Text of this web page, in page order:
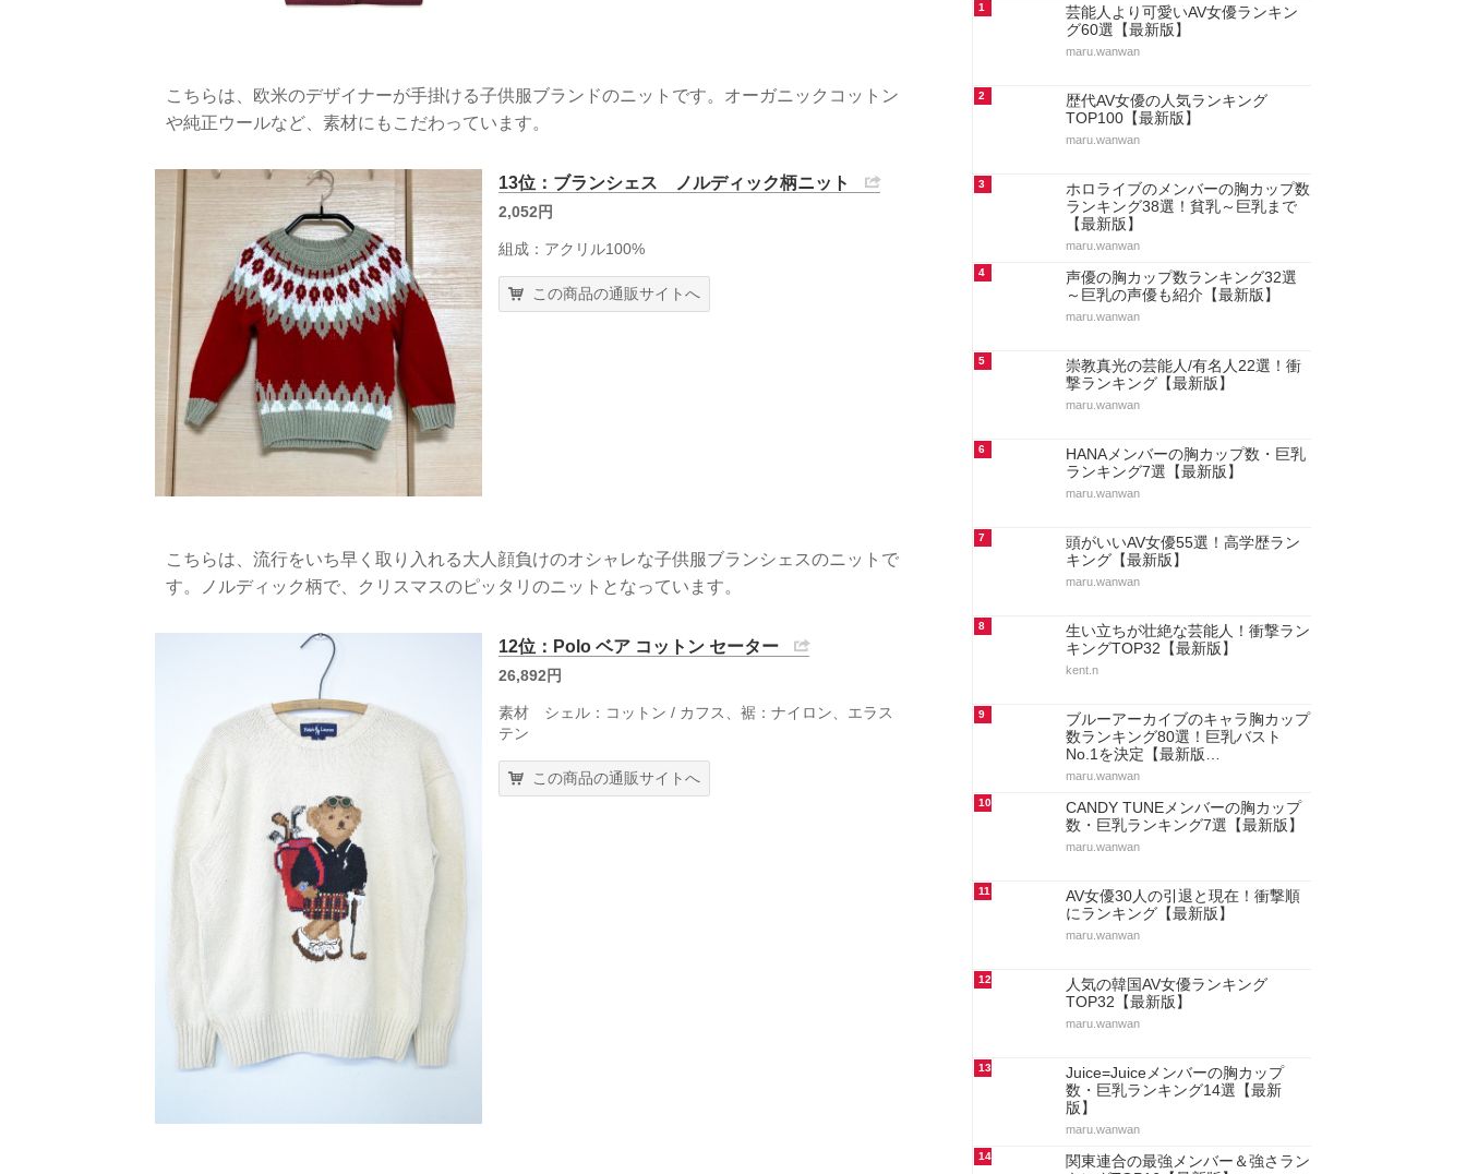
こちらは、欧米のデザイナーが手掛ける子供服ブランドのニットです。オーガニックコットン
や純正ウールなど、素材にもこだわっています。
13位：ブランシェス ノルディック柄ニット
2,052円
組成：アクリル100%
この商品の通販サイトへ
こちらは、流行をいち早く取り入れる大人顔負けのオシャレな子供服ブランシェスのニットで
す。ノルディック柄で、クリスマスのピッタリのニットとなっています。
12位：Polo ベア コットン セーター
26,892円
素材 シェル：コットン / カフス、裾：ナイロン、エラス
テン
この商品の通販サイトへ
1
芸能人より可愛いAV女優ランキン
グ60選【最新版】
maru.wanwan
2
歴代AV女優の人気ランキング
TOP100【最新版】
maru.wanwan
3
ホロライブのメンバーの胸カップ数
ランキング38選！貧乳～巨乳まで
【最新版】
maru.wanwan
4
声優の胸カップ数ランキング32選
～巨乳の声優も紹介【最新版】
maru.wanwan
5
崇教真光の芸能人/有名人22選！衝
撃ランキング【最新版】
maru.wanwan
6
HANAメンバーの胸カップ数・巨乳
ランキング7選【最新版】
maru.wanwan
7
頭がいいAV女優55選！高学歴ラン
キング【最新版】
maru.wanwan
8
生い立ちが壮絶な芸能人！衝撃ラン
キングTOP32【最新版】
kent.n
9
ブルーアーカイブのキャラ胸カップ
数ランキング80選！巨乳バスト
No.1を決定【最新版…
maru.wanwan
10
CANDY TUNEメンバーの胸カップ
数・巨乳ランキング7選【最新版】
maru.wanwan
11
AV女優30人の引退と現在！衝撃順
にランキング【最新版】
maru.wanwan
12
人気の韓国AV女優ランキング
TOP32【最新版】
maru.wanwan
13
Juice=Juiceメンバーの胸カップ
数・巨乳ランキング14選【最新
版】
maru.wanwan
14
関東連合の最強メンバー＆強さラン